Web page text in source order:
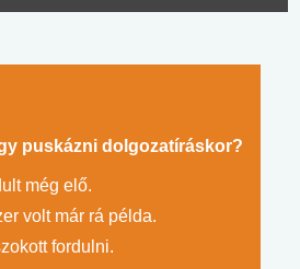
puskázni dolgozatíráskor?
még elő.
volt már rá példa.
fordulni.